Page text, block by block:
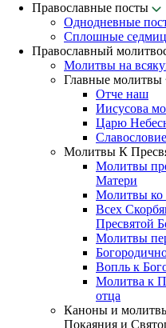
Православные посты
Однодневные
Сплошные
Православный
Молитвы на
Главные молитвы
Отче наш
Иисусова
Царю
Славословие
Молитвы К
Молитвы
Матери
Молитвы ко
Всех
Пресвятой
Молитвы
Вопль к
Молитва к
отца
Каноны и
Покаяния и